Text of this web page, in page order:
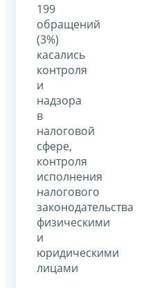
199
обращений
(3%)
касались
контроля
и
надзора
в
налоговой
сфере,
контроля
исполнения
налогового
законодательства
физическими
и
юридическими
лицами